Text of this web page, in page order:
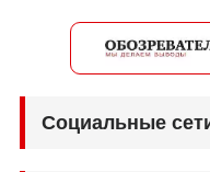
Социальные